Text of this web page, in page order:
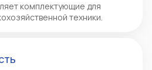
комплектующие для
техники.